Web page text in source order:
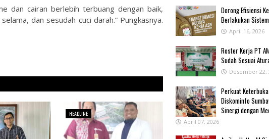
dan cairan berlebih terbuang dengan baik,
dan sesudah cuci darah.” Pungkasnya.
HEADLINE
‎Dorong Efisiensi
Berlakukan Sistem
April 16, 2026
Roster Kerja PT
Sudah Sesuai
Desember 22,
Perkuat
Diskominfo
Sinergi dengan
April 07, 2026